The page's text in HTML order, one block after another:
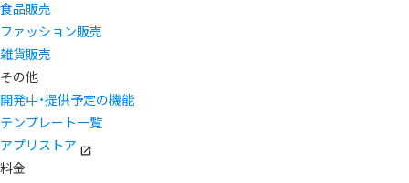
食品販売
ファッション販売
雑貨販売
その他
開発中・提供予定の機能
テンプレート一覧
アプリストア
料金